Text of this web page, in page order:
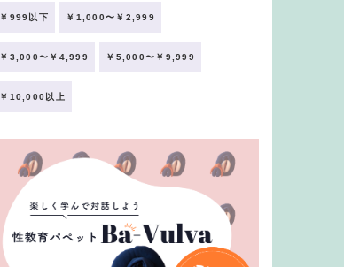
￥999以下 ￥1,000〜￥2,999
￥3,000〜￥4,999 ￥5,000〜￥9,999
￥10,000以上